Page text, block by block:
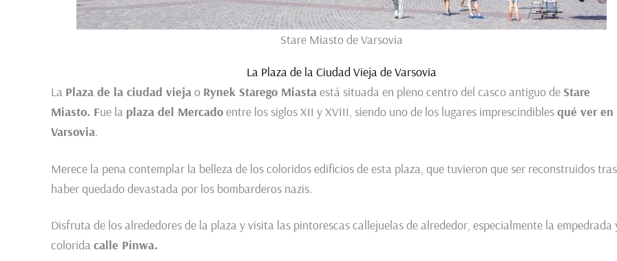
Stare Miasto de Varsovia
La Plaza de la Ciudad Vieja de Varsovia
La Plaza de la ciudad viejao Rynek Starego Miastaestá situada en pleno centro del casco antiguo deStare
Miasto. Fue la plaza del Mercadoentre los siglos XII y XVIII, siendo uno de los lugares imprescindiblesqué ver en
Varsovia.
Merece la pena contemplar la belleza de los coloridos edificios de esta plaza, que tuvieron que ser reconstruidos tras
haber quedado devastada por los bombarderos nazis.
Disfruta de los alrededores de la plaza y visita las pintorescas callejuelas de alrededor, especialmente la empedrada
colorida calle Pinwa.